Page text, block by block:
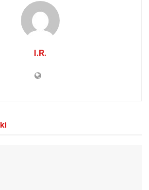
I.R.